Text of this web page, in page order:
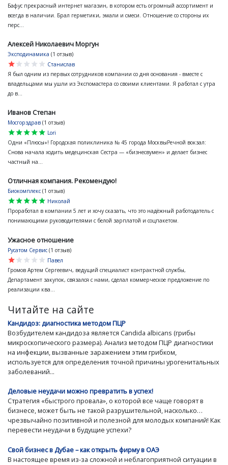
Бафус прекрасный интернет магазин, в котором есть огромный ассортимент и
всегда в наличии. Брал герметики, эмали и смеси. Отношение со стороны их
перс...
Алексей Николаевич Моргун
Эксподинамика (1 отзыв)
star
star
star
star
star
Станислав
Я был одним из первых сотрудников компании со дня основания - вместе с
владельцами мы ушли из Экспомастера со своими клиентами. Я работал с утра
до в...
Иванов Степан
Мосгорздрав (1 отзыв)
star
star
star
star
star
Lori
Одни «Плюсы»! Городская поликлиника № 45 города МосквыРечной вокзал:
Снова начала ходить медецинская Сестра — «бизнесвумен» и делает бизнес
частный на...
Отличная компания. Рекомендую!
Биокомплекс (1 отзыв)
star
star
star
star
star
Николай
Проработал в компании 5 лет и хочу сказать, что это надёжный работодатель с
понимающими руководителями с белой зарплатой и соцпакетом.
Ужасное отношение
Русатом Сервис (1 отзыв)
star
star
star
star
star
Павел
Громов Артем Сергеевич, ведущий специалист контрактной службы,
Департамент закупок, связался с нами, сделал коммерческое предложение по
реализации ква...
Читайте на сайте
Кандидоз: диагностика методом ПЦР
Возбудителем кандидоза является Candida albicans (грибы
микроскопического размера). Анализ методом ПЦР диагностики
на инфекции, вызванные заражением этим грибком,
используется для определения точной причины урогенитальных
заболеваний...
Деловые неудачи можно превратить в успех!
Стратегия «быстрого провала», о которой все чаще говорят в
бизнесе, может быть не такой разрушительной, насколько…
чрезвычайно позитивной и полезной для молодых компаний! Как
перевести неудачи в будущие успехи?
Свой бизнес в Дубае – как открыть фирму в ОАЭ
В настоящее время из-за сложной и неблагоприятной ситуации в